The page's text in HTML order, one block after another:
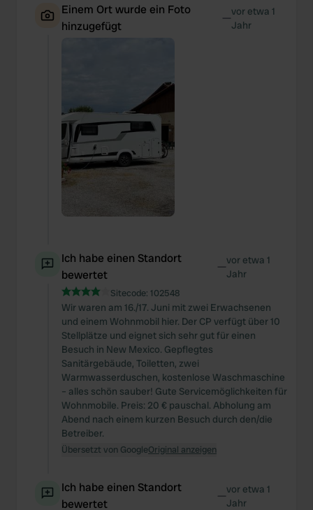
Einem Ort wurde ein Foto
hinzugefügt
—vor etwa 1
Jahr
Ich habe einen Standort
bewertet
—vor etwa 1
Jahr
Sitecode: 102548
Wir waren am 16./17. Juni mit zwei Erwachsenen
und einem Wohnmobil hier. Der CP verfügt über 10
Stellplätze und eignet sich sehr gut für einen
Besuch in New Mexico. Gepflegtes
Sanitärgebäude, Toiletten, zwei
Warmwasserduschen, kostenlose Waschmaschine
– alles schön sauber! Gute Servicemöglichkeiten für
Wohnmobile. Preis: 20 € pauschal. Abholung am
Abend nach einem kurzen Besuch durch den/die
Betreiber.
Übersetzt von GoogleOriginal anzeigen
Ich habe einen Standort
bewertet
—vor etwa 1
Jahr